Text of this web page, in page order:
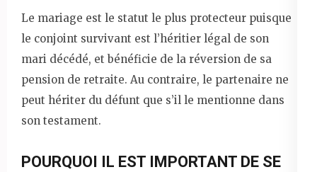
Le mariage est le statut le plus protecteur puisque
le conjoint survivant est l’héritier légal de son
mari décédé, et bénéficie de la réversion de sa
pension de retraite. Au contraire, le partenaire ne
peut hériter du défunt que s’il le mentionne dans
son testament.
POURQUOI IL EST IMPORTANT DE SE